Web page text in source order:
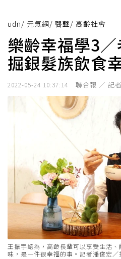
udn/ 元氣網/ 醫聲/ 高齡社會
樂齡幸福學3
掘銀髮族飲食
2022-05-24 10:37:14 聯合報 ／ 記
王振宇認為，高齡長輩可以享受生活
味，是一件很幸福的事。記者潘俊宏／